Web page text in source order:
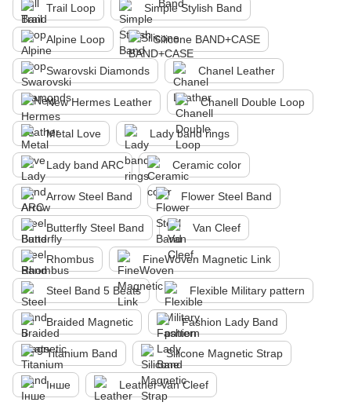
Trail Loop Simple Stylish Band
Alpine Loop Silicone BAND+CASE
Swarovski Diamonds Chanel Leather
New Hermes Leather Chanell Double Loop
Metal Love Lady band rings
Lady band ARC Ceramic color
Arrow Steel Band Flower Steel Band
Butterfly Steel Band Van Cleef
Rhombus FineWoven Magnetic Link
Steel Band 5 Beats Flexible Military pattern
Braided Magnetic Fashion Lady Band
Titanium Band Silicone Magnetic Strap
Інше Leather Van Cleef